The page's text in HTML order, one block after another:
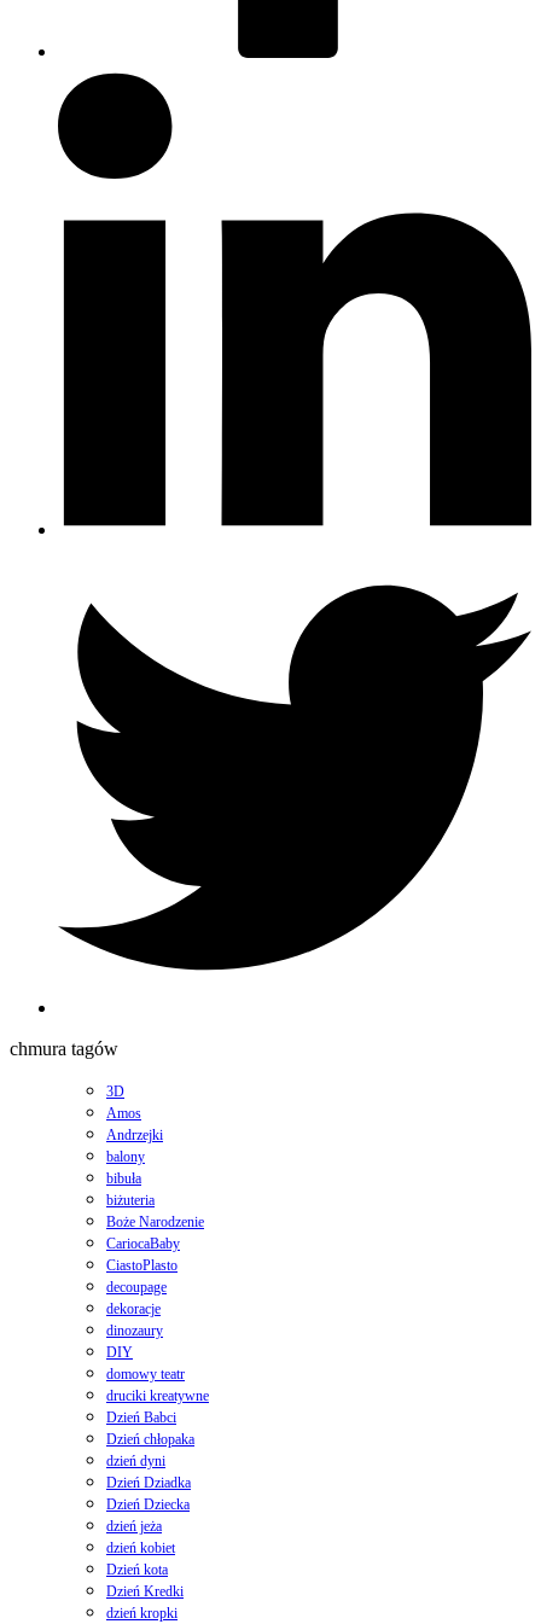
chmura tagów
3D
Amos
Andrzejki
balony
bibuła
biżuteria
Boże Narodzenie
CariocaBaby
CiastoPlasto
decoupage
dekoracje
dinozaury
DIY
domowy teatr
druciki kreatywne
Dzień Babci
Dzień chłopaka
dzień dyni
Dzień Dziadka
Dzień Dziecka
dzień jeża
dzień kobiet
Dzień kota
Dzień Kredki
dzień kropki